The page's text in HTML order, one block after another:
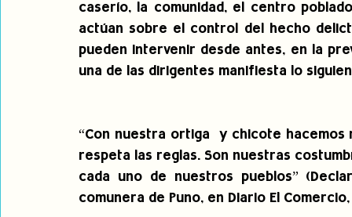
caserío, la comunidad, el centro
actúan sobre el control del hecho
pueden intervenir desde antes, en la
una de las dirigentes manifiesta lo
“Con nuestra ortiga  y chicote
respeta las reglas. Son nuestras
cada uno de nuestros pueblos”
comunera de Puno, en Diario El